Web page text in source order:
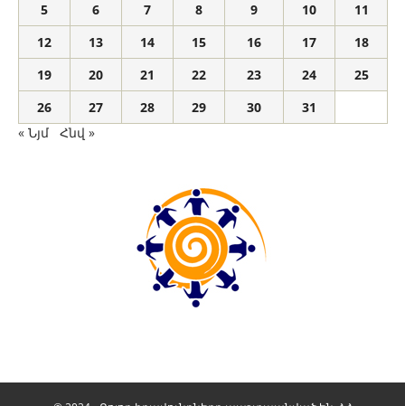
5
6 7 8 9 10
11
12
13 14 15 16 17
18
19
20 21 22 23 24
25
26
27 28 29 30
31
« Նյմ
Հնվ »